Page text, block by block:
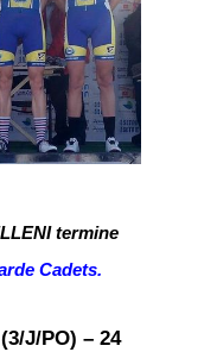
termine
Cadets.
J/PO) – 24